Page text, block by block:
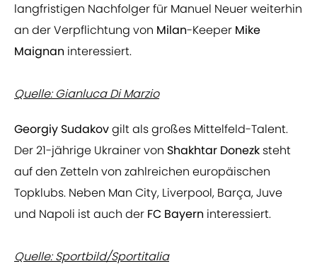
langfristigen Nachfolger für Manuel Neuer weiterhin
an der Verpflichtung von Milan-Keeper Mike
Maignan interessiert.
Quelle: Gianluca Di Marzio
Georgiy Sudakovgilt als großes Mittelfeld-Talent.
Der 21-jährige Ukrainer von Shakhtar Donezk steht
auf den Zetteln von zahlreichen europäischen
Topklubs. Neben Man City, Liverpool, Barça, Juve
und Napoli ist auch der FC Bayern interessiert.
Quelle: Sportbild/Sportitalia